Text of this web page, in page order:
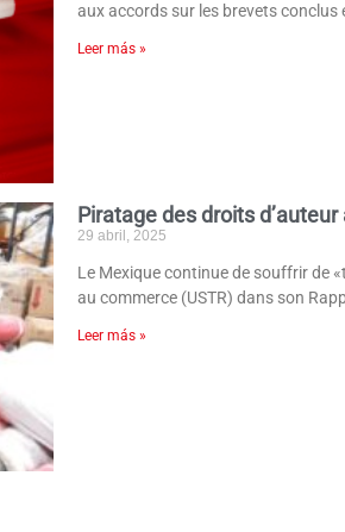
aux accords sur les brevets conclus
Leer más »
Piratage des droits
29 abril, 2025
Le Mexique continue de souffrir de
au commerce (USTR) dans son
Leer más »